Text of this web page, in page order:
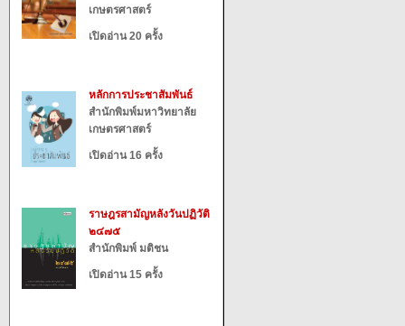
เกษตรศาสตร์
เปิดอ่าน 20 ครั้ง
หลักการประชาสัมพันธ์
สำนักพิมพ์มหาวิทยาลัย
เกษตรศาสตร์
เปิดอ่าน 16 ครั้ง
ราษฎรสามัญหลังวันปฏิวัติ
๒๔๗๕
สำนักพิมพ์ มติชน
เปิดอ่าน 15 ครั้ง